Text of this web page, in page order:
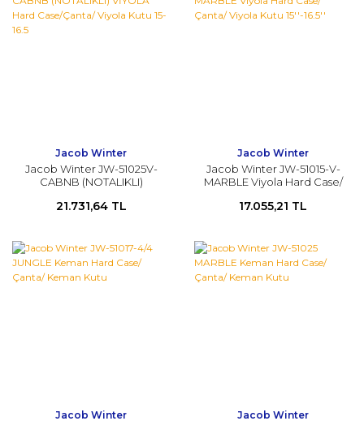
Jacob Winter
Jacob Winter JW-51025V-
CABNB (NOTALIKLI)
Viyola Kutu 15-16.5
21.731,64 TL
Jacob Winter
Jacob Winter JW-51015-V-
MARBLE Viyola Hard Case/
17.055,21 TL
Jacob Winter Jacob Winter